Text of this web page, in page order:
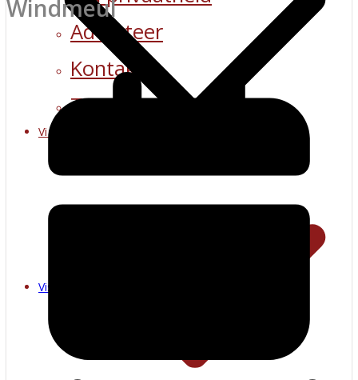
Adverteer
Kontak
Terugvoer
Visuele Stimulasie
Visuele stimulasie
Windmeul